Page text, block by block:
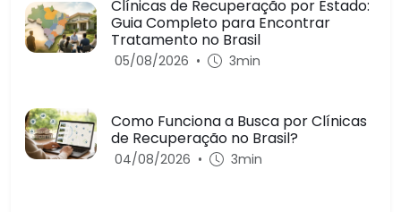
Clínicas de Recuperação por Estado:
Guia Completo para Encontrar
Tratamento no Brasil
05/08/2026 • 3min
Como Funciona a Busca por Clínicas
de Recuperação no Brasil?
04/08/2026 • 3min